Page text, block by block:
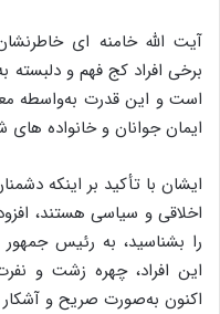
آیت الله خامنه ای
برخی افراد کج فهم و دلبسته
است و این قدرت به‌واسطه
ایمان جوانان و خانواده
ایشان با تأکید بر اینکه
اخلاقی و سیاسی هستند،
را بشناسید، به رئیس جمهور
این افراد، چهره زشت و
اکنون به‌صورت صریح و آشکار